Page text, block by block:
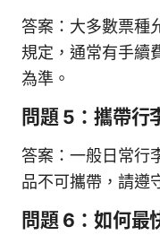
答案：大多數票種
規定，通常有手續
為準。
問題 5：攜帶行
答案：一般日常行
品不可攜帶，請遵
問題 6：如何最